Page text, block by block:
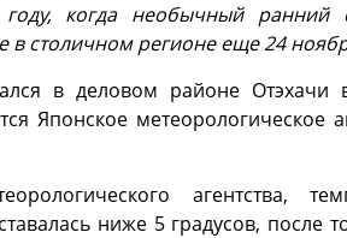
когда необычный ранний
в столичном регионе еще 24
в деловом районе Отэхачи
Японское метеорологическое
агентства,
ниже 5 градусов, после